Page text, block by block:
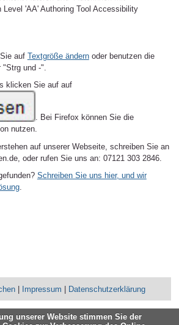
Level 'AA' Authoring Tool Accessibility
auf Textgröße ändernoder benutzen die
und -".
klicken Sie auf auf
. Bei Firefox können Sie die
nutzen.
auf unserer Webseite, schreiben Sie an
oder rufen Sie uns an: 07121 303 2846.
Schreiben Sie uns hier, und wir
.
| Impressum | Datenschutzerklärung
unserer Website stimmen Sie der